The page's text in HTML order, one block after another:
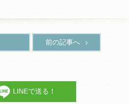
前の記事へ
LINEで送る！